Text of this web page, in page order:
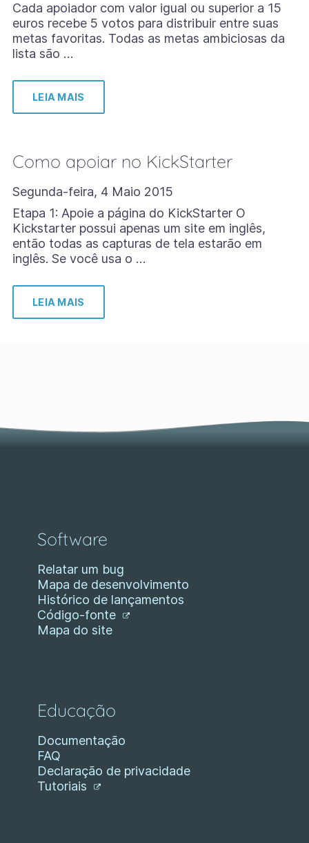
Cada apoiador com valor igual ou superior a 15
euros recebe 5 votos para distribuir entre suas
metas favoritas. Todas as metas ambiciosas da
lista são …
LEIA MAIS
Como apoiar no KickStarter
Segunda-feira, 4 Maio 2015
Etapa 1: Apoie a página do KickStarter O
Kickstarter possui apenas um site em inglês,
então todas as capturas de tela estarão em
inglês. Se você usa o …
LEIA MAIS
Software
Relatar um bug
Mapa de desenvolvimento
Histórico de lançamentos
Código-fonte
Mapa do site
Educação
Documentação
FAQ
Declaração de privacidade
Tutoriais